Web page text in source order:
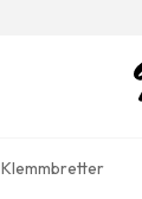
Klemmbretter